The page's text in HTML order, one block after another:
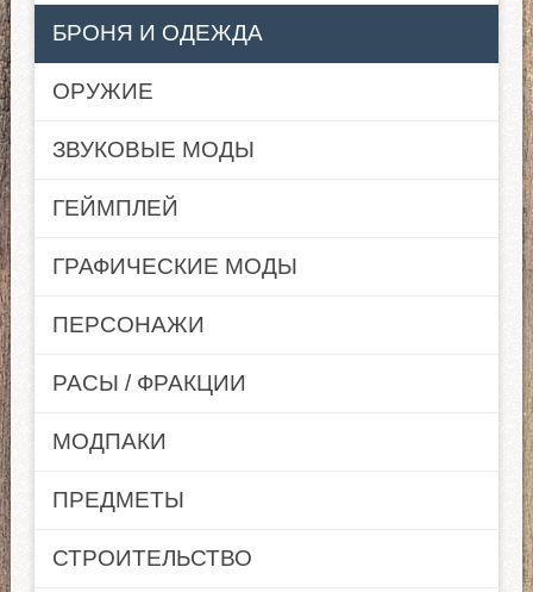
БРОНЯ И ОДЕЖДА
ОРУЖИЕ
ЗВУКОВЫЕ МОДЫ
ГЕЙМПЛЕЙ
ГРАФИЧЕСКИЕ МОДЫ
ПЕРСОНАЖИ
РАСЫ / ФРАКЦИИ
МОДПАКИ
ПРЕДМЕТЫ
СТРОИТЕЛЬСТВО